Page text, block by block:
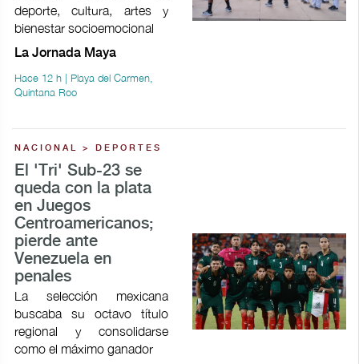
deporte, cultura, artes y
bienestar socioemocional
La Jornada Maya
Hace 12 h | Playa del Carmen,
Quintana Roo
NACIONAL > DEPORTES
El 'Tri' Sub-23 se
queda con la plata
en Juegos
Centroamericanos;
pierde ante
Venezuela en
penales
La selección mexicana
buscaba su octavo título
regional y consolidarse
como el máximo ganador